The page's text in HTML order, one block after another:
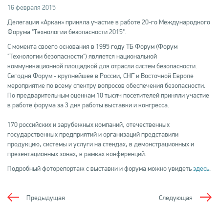
16 февраля 2015
Делегация «Аркан» приняла участие в работе 20-го Международного
Форума "Технологии безопасности 2015".
С момента своего основания в 1995 году ТБ Форум (Форум
"Технологии безопасности") является национальной
коммуникационной площадкой для отрасли систем безопасности.
Сегодня Форум - крупнейшее в России, СНГ и Восточной Европе
мероприятие по всему спектру вопросов обеспечения безопасности.
По предварительным оценкам 10 тысяч посетителей приняли участие
в работе форума за 3 дня работы выставки и конгресса.
170 российских и зарубежных компаний, отечественных
государственных предприятий и организаций представили
продукцию, системы и услуги на стендах, в демонстрационных и
презентационных зонах, в рамках конференций.
Подробный фоторепортаж с выставки и форума можно увидетьздесь.
Следующая
Предыдущая